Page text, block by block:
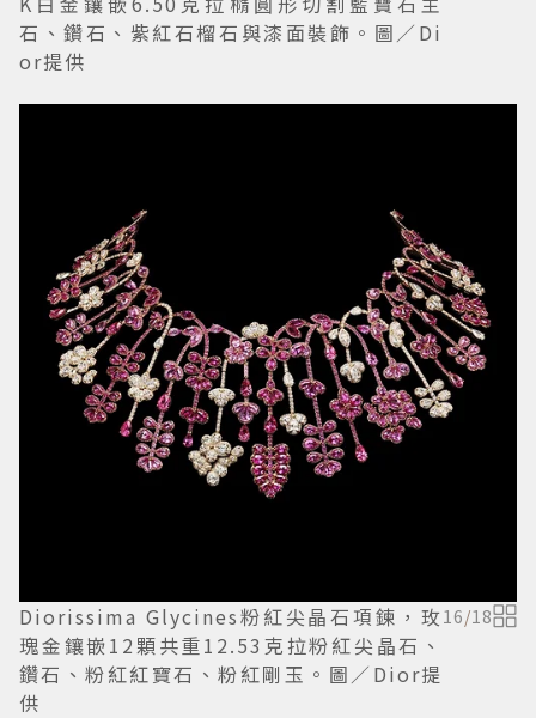
石、鑽石、紫紅石榴石與漆面裝飾。圖／Di
or提供
Diorissima Glycines粉紅尖晶石項鍊，玫
瑰金鑲嵌12顆共重12.53克拉粉紅尖晶石、
鑽石、粉紅紅寶石、粉紅剛玉。圖／Dior提
供
16/18